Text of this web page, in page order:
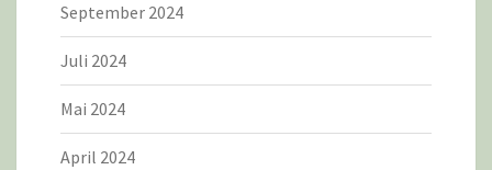
September 2024
Juli 2024
Mai 2024
April 2024